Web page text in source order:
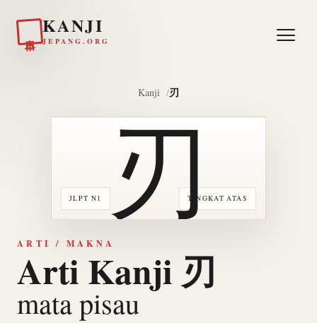
KANJI
JEPANG.ORG
Kanji 刃
JLPT N1 TINGKAT ATAS
刃
ARTI / MAKNA
Arti Kanji 刃
mata pisau